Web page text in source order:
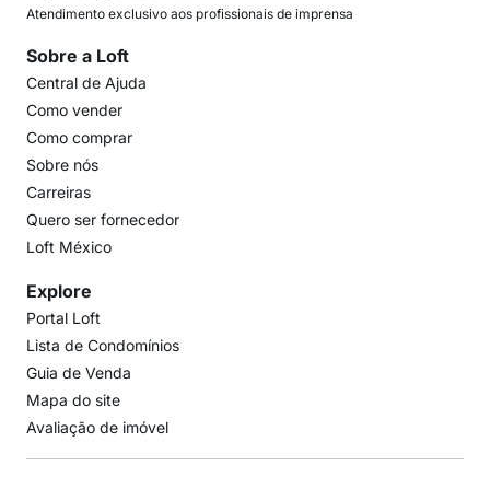
Atendimento exclusivo aos profissionais de imprensa
Sobre a Loft
Central de Ajuda
Como vender
Como comprar
Sobre nós
Carreiras
Quero ser fornecedor
Loft México
Explore
Portal Loft
Lista de Condomínios
Guia de Venda
Mapa do site
Avaliação de imóvel